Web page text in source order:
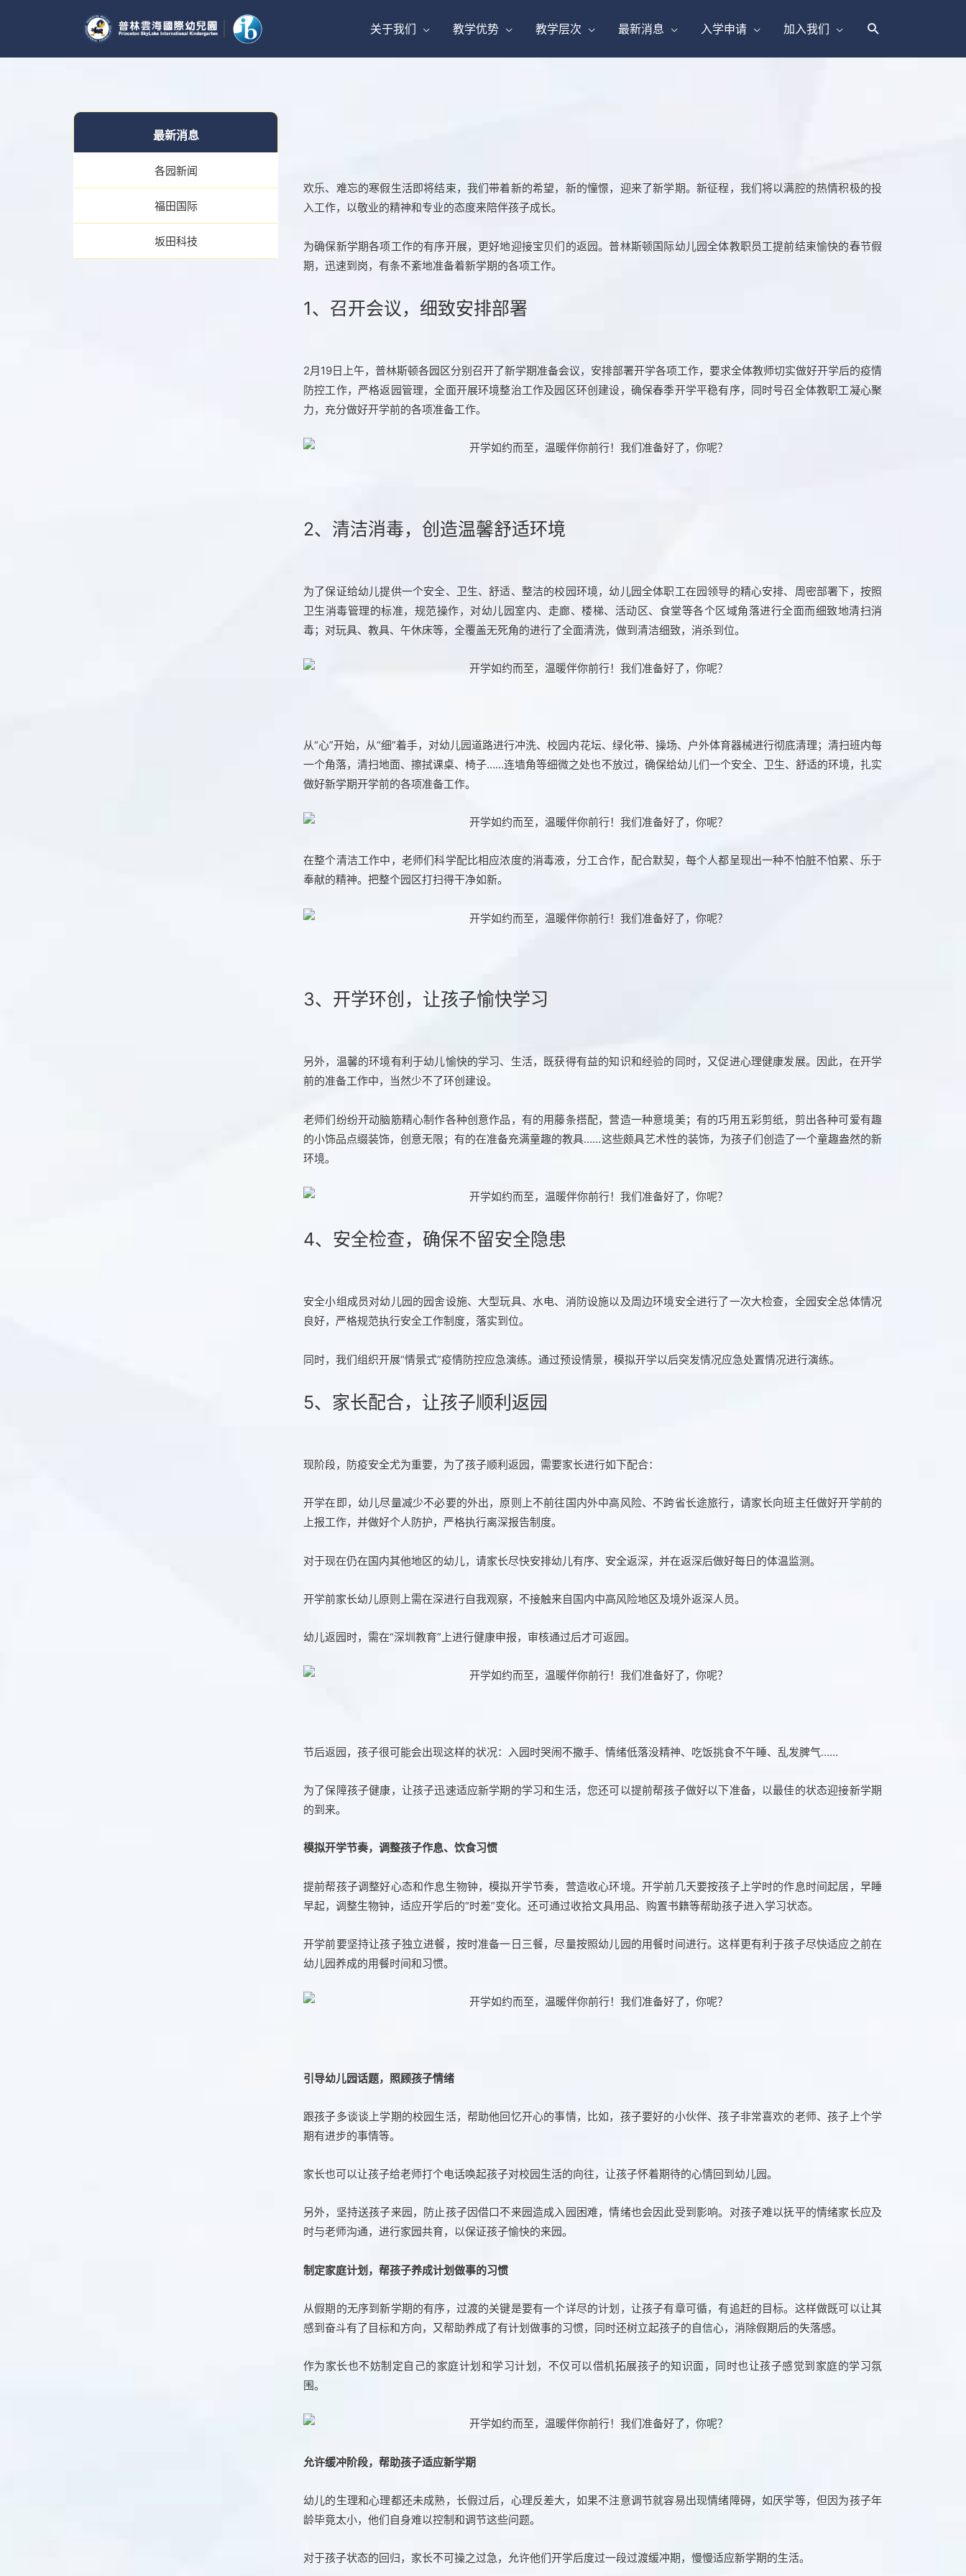
关于我们 教学优势 教学层次 最新消息 入学申请 加入我们
最新消息
各园新闻
福田国际
坂田科技
欢乐、难忘的寒假生活即将结束，我们带着新的希望，新的憧憬，迎来了新学期。新征程，我们将以满腔的热情积极的投
入工作，以敬业的精神和专业的态度来陪伴孩子成长。
为确保新学期各项工作的有序开展，更好地迎接宝贝们的返园。普林斯顿国际幼儿园全体教职员工提前结束愉快的春节假
期，迅速到岗，有条不紊地准备着新学期的各项工作。
1、召开会议，细致安排部署
2月19日上午，普林斯顿各园区分别召开了新学期准备会议，安排部署开学各项工作，要求全体教师切实做好开学后的疫情
防控工作，严格返园管理，全面开展环境整治工作及园区环创建设，确保春季开学平稳有序，同时号召全体教职工凝心聚
力，充分做好开学前的各项准备工作。
2、清洁消毒，创造温馨舒适环境
为了保证给幼儿提供一个安全、卫生、舒适、整洁的校园环境，幼儿园全体职工在园领导的精心安排、周密部署下，按照
卫生消毒管理的标准，规范操作，对幼儿园室内、走廊、楼梯、活动区、食堂等各个区域角落进行全面而细致地清扫消
毒；对玩具、教具、午休床等，全覆盖无死角的进行了全面清洗，做到清洁细致，消杀到位。
从“心”开始，从“细”着手，对幼儿园道路进行冲洗、校园内花坛、绿化带、操场、户外体育器械进行彻底清理；清扫班内每
一个角落，清扫地面、擦拭课桌、椅子……连墙角等细微之处也不放过，确保给幼儿们一个安全、卫生、舒适的环境，扎实
做好新学期开学前的各项准备工作。
在整个清洁工作中，老师们科学配比相应浓度的消毒液，分工合作，配合默契，每个人都呈现出一种不怕脏不怕累、乐于
奉献的精神。把整个园区打扫得干净如新。
3、开学环创，让孩子愉快学习
另外，温馨的环境有利于幼儿愉快的学习、生活，既获得有益的知识和经验的同时，又促进心理健康发展。因此，在开学
前的准备工作中，当然少不了环创建设。
老师们纷纷开动脑筋精心制作各种创意作品，有的用藤条搭配，营造一种意境美；有的巧用五彩剪纸，剪出各种可爱有趣
的小饰品点缀装饰，创意无限；有的在准备充满童趣的教具……这些颇具艺术性的装饰，为孩子们创造了一个童趣盎然的新
环境。
4、安全检查，确保不留安全隐患
安全小组成员对幼儿园的园舍设施、大型玩具、水电、消防设施以及周边环境安全进行了一次大检查，全园安全总体情况
良好，严格规范执行安全工作制度，落实到位。
同时，我们组织开展“情景式”疫情防控应急演练。通过预设情景，模拟开学以后突发情况应急处置情况进行演练。
5、家长配合，让孩子顺利返园
现阶段，防疫安全尤为重要，为了孩子顺利返园，需要家长进行如下配合：
开学在即，幼儿尽量减少不必要的外出，原则上不前往国内外中高风险、不跨省长途旅行，请家长向班主任做好开学前的
上报工作，并做好个人防护，严格执行离深报告制度。
对于现在仍在国内其他地区的幼儿，请家长尽快安排幼儿有序、安全返深，并在返深后做好每日的体温监测。
开学前家长幼儿原则上需在深进行自我观察，不接触来自国内中高风险地区及境外返深人员。
幼儿返园时，需在“深圳教育”上进行健康申报，审核通过后才可返园。
节后返园，孩子很可能会出现这样的状况：入园时哭闹不撒手、情绪低落没精神、吃饭挑食不午睡、乱发脾气……
为了保障孩子健康，让孩子迅速适应新学期的学习和生活，您还可以提前帮孩子做好以下准备，以最佳的状态迎接新学期
的到来。
模拟开学节奏，调整孩子作息、饮食习惯
提前帮孩子调整好心态和作息生物钟，模拟开学节奏，营造收心环境。开学前几天要按孩子上学时的作息时间起居，早睡
早起，调整生物钟，适应开学后的“时差”变化。还可通过收拾文具用品、购置书籍等帮助孩子进入学习状态。
开学前要坚持让孩子独立进餐，按时准备一日三餐，尽量按照幼儿园的用餐时间进行。这样更有利于孩子尽快适应之前在
幼儿园养成的用餐时间和习惯。
引导幼儿园话题，照顾孩子情绪
跟孩子多谈谈上学期的校园生活，帮助他回忆开心的事情，比如，孩子要好的小伙伴、孩子非常喜欢的老师、孩子上个学
期有进步的事情等。
家长也可以让孩子给老师打个电话唤起孩子对校园生活的向往，让孩子怀着期待的心情回到幼儿园。
另外，坚持送孩子来园，防止孩子因借口不来园造成入园困难，情绪也会因此受到影响。对孩子难以抚平的情绪家长应及
时与老师沟通，进行家园共育，以保证孩子愉快的来园。
制定家庭计划，帮孩子养成计划做事的习惯
从假期的无序到新学期的有序，过渡的关键是要有一个详尽的计划，让孩子有章可循，有追赶的目标。这样做既可以让其
感到奋斗有了目标和方向，又帮助养成了有计划做事的习惯，同时还树立起孩子的自信心，消除假期后的失落感。
作为家长也不妨制定自己的家庭计划和学习计划，不仅可以借机拓展孩子的知识面，同时也让孩子感觉到家庭的学习氛
围。
允许缓冲阶段，帮助孩子适应新学期
幼儿的生理和心理都还未成熟，长假过后，心理反差大，如果不注意调节就容易出现情绪障碍，如厌学等，但因为孩子年
龄毕竟太小，他们自身难以控制和调节这些问题。
对于孩子状态的回归，家长不可操之过急，允许他们开学后度过一段过渡缓冲期，慢慢适应新学期的生活。